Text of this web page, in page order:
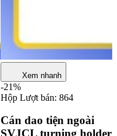
Xem nhanh
-21%
Hộp Lượt bán: 864
Cán dao tiện ngoài